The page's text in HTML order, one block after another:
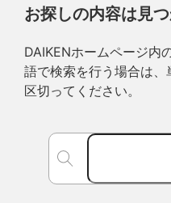
お探しの内容は見
DAIKENホームページ内
語で検索を行う場合は
区切ってください。